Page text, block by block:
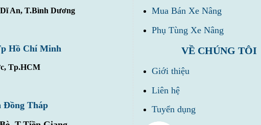
An, T.Bình Dương
Hồ Chí Minh
Tp.HCM
Đồng Tháp
Mua Bán Xe Nâng
Phụ Tùng Xe Nâng
VỀ CHÚNG TÔI
Giới thiệu
Liên hệ
Tuyển dụng